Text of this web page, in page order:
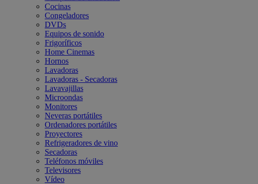
Cocinas
Congeladores
DVDs
Equipos de sonido
Frigoríficos
Home Cinemas
Hornos
Lavadoras
Lavadoras - Secadoras
Lavavajillas
Microondas
Monitores
Neveras portátiles
Ordenadores portátiles
Proyectores
Refrigeradores de vino
Secadoras
Teléfonos móviles
Televisores
Vídeo